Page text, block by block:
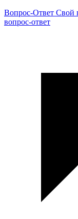
Вопрос-Ответ Свой
вопрос-ответ